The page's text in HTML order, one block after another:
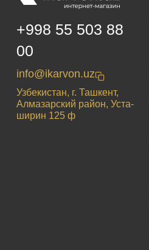
+998 55 503 88
00
info@ikarvon.uz
Узбекистан, г. Ташкент,
Алмазарский район, Уста-
ширин 125 ф